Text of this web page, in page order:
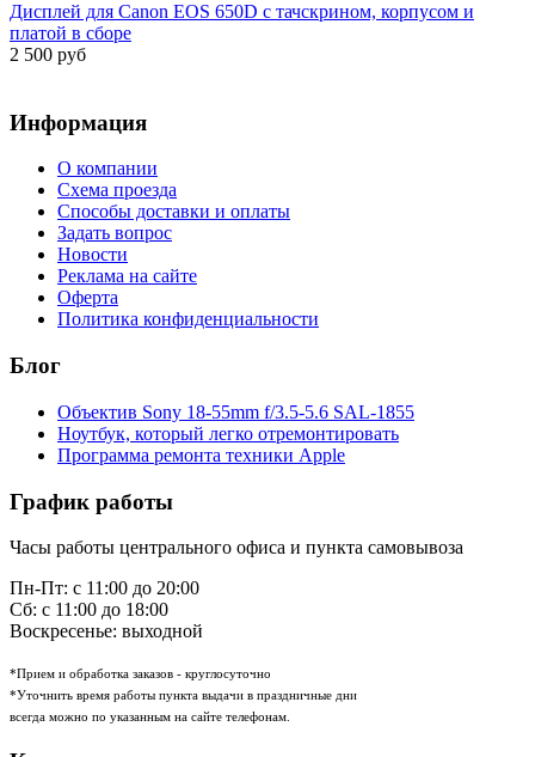
Дисплей для Canon EOS 650D c тачскрином, корпусом и
платой в сборе
2 500 руб
Информация
О компании
Схема проезда
Способы доставки и оплаты
Задать вопрос
Новости
Реклама на сайте
Оферта
Политика конфиденциальности
Блог
Объектив Sony 18-55mm f/3.5-5.6 SAL-1855
Ноутбук, который легко отремонтировать
Программа ремонта техники Apple
График работы
Часы работы центрального офиса и пункта самовывоза
Пн-Пт: с 11:00 до 20:00
Сб: с 11:00 до 18:00
Воскресенье: выходной
*Прием и обработка заказов - круглосуточно
*Уточнить время работы пункта выдачи в праздничные дни
всегда можно по указанным на сайте телефонам.